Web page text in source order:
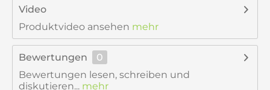
Video
Produktvideo ansehen mehr
Bewertungen
0
Bewertungen lesen, schreiben und
diskutieren... mehr